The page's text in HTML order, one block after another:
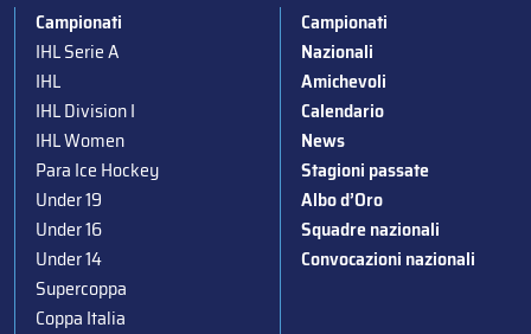
Campionati
IHL Serie A
IHL
IHL Division I
IHL Women
Para Ice Hockey
Under 19
Under 16
Under 14
Supercoppa
Coppa Italia
Campionati
Nazionali
Amichevoli
Calendario
News
Stagioni passate
Albo d’Oro
Squadre nazionali
Convocazioni nazionali